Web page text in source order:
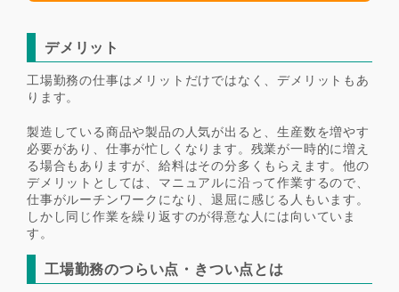
デメリット
工場勤務の仕事はメリットだけではなく、デメリットもあ
ります。
製造している商品や製品の人気が出ると、生産数を増やす
必要があり、仕事が忙しくなります。残業が一時的に増え
る場合もありますが、給料はその分多くもらえます。他の
デメリットとしては、マニュアルに沿って作業するので、
仕事がルーチンワークになり、退屈に感じる人もいます。
しかし同じ作業を繰り返すのが得意な人には向いていま
す。
工場勤務のつらい点・きつい点とは